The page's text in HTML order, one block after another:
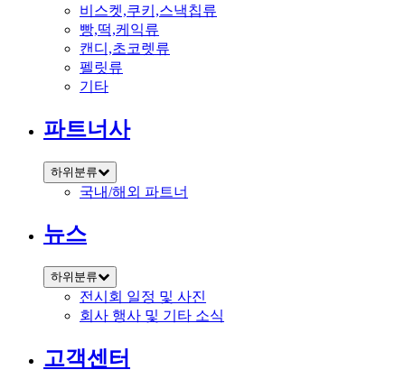
비스켓,쿠키,스낵칩류
빵,떡,케익류
캔디,초코렛류
펠릿류
기타
파트너사
하위분류
국내/해외 파트너
뉴스
하위분류
전시회 일정 및 사진
회사 행사 및 기타 소식
고객센터